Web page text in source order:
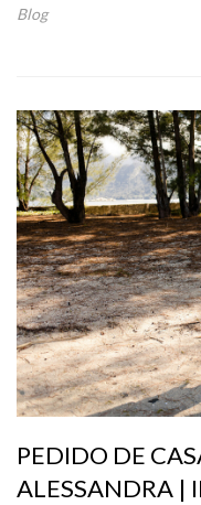
Blog
PEDIDO DE
ALESSANDRA |